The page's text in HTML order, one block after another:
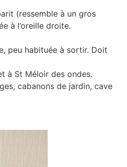
(ressemble à un gros
à l’oreille droite.
peu habituée à sortir. Doit
à St Méloir des ondes.
cabanons de jardin, cave